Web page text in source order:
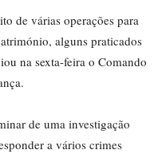
de várias operações para
alguns praticados
na sexta-feira o Comando
de uma investigação
a vários crimes